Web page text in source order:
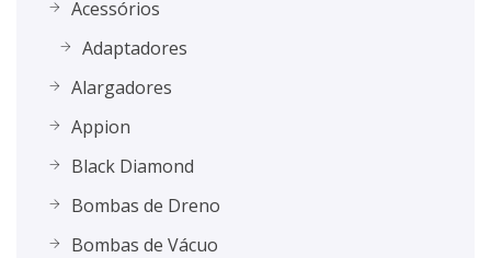
Acessórios
Adaptadores
Alargadores
Appion
Black Diamond
Bombas de Dreno
Bombas de Vácuo